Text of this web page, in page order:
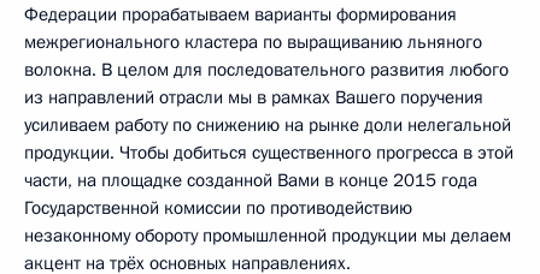
Федерации прорабатываем варианты формирования
межрегионального кластера по выращиванию льняного
волокна. В целом для последовательного развития любого
из направлений отрасли мы в рамках Вашего поручения
усиливаем работу по снижению на рынке доли нелегальной
продукции. Чтобы добиться существенного прогресса в этой
части, на площадке созданной Вами в конце 2015 года
Государственной комиссии по противодействию
незаконному обороту промышленной продукции мы делаем
акцент на трёх основных направлениях.